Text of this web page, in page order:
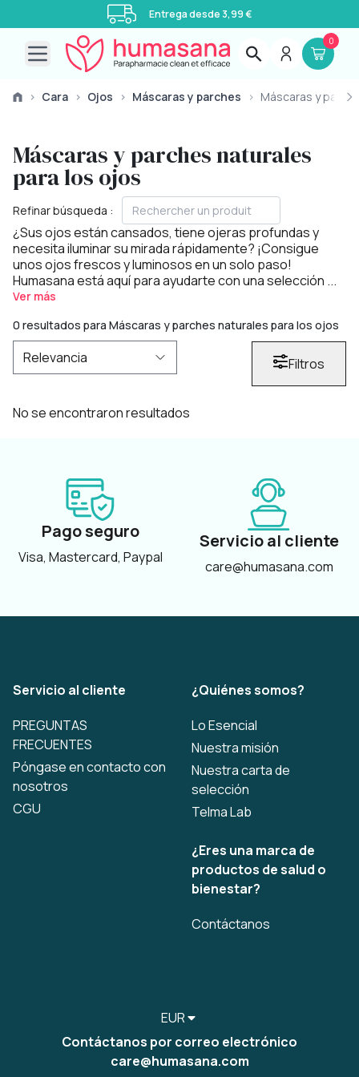
Entrega desde 3,99 €
Open main menu
0
› Cara › Ojos › Máscaras y parches › Máscaras y
Máscaras y parches naturales
para los ojos
Refinar búsqueda :
¿Sus ojos están cansados, tiene ojeras profundas y
necesita iluminar su mirada rápidamente? ¡Consigue
unos ojos frescos y luminosos en un solo paso!
Humasana está aquí para ayudarte con una selección ...
Ver más
0 resultados para Máscaras y parches naturales para los ojos
Filtros
No se encontraron resultados
Pago seguro
Visa, Mastercard, Paypal
Servicio al cliente
care@humasana.com
Servicio al cliente
PREGUNTAS
FRECUENTES
Póngase en contacto con
nosotros
CGU
¿Quiénes somos?
Lo Esencial
Nuestra misión
Nuestra carta de
selección
Telma Lab
¿Eres una marca de
productos de salud o
bienestar?
Contáctanos
EUR
Contáctanos por correo electrónico
care@humasana.com